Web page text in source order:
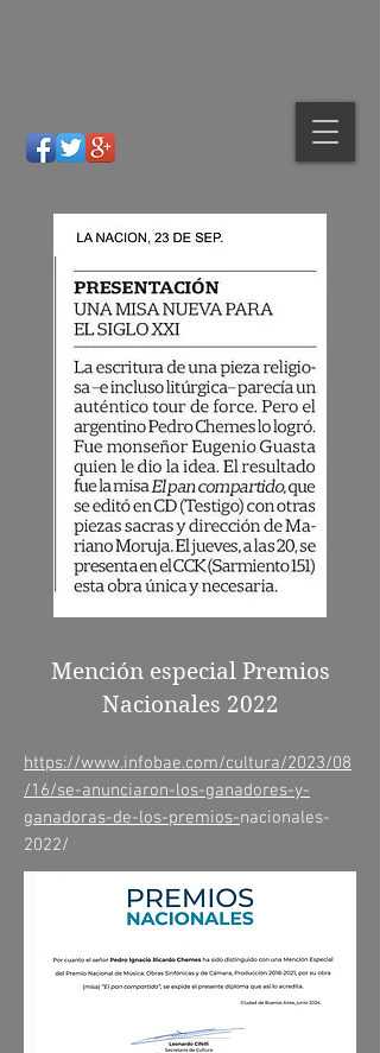
Mención especial Premios
Nacionales 2022
https://www.infobae.com/cultura/2023/08
/16/se-anunciaron-los-ganadores-y-
ganadoras-de-los-premios-nacionales-
2022/